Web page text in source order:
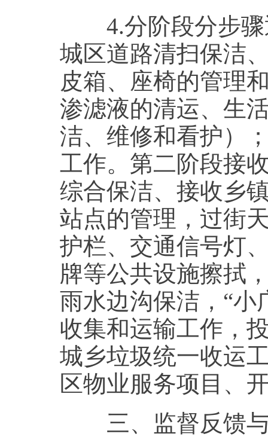
4.分阶段分步骤
城区道路清扫保洁
皮箱、座椅的管理
渗滤液的清运、生
洁、维修和看护）
工作。第二阶段接
综合保洁、接收乡
站点的管理，过街
护栏、交通信号灯
牌等公共设施擦拭
雨水边沟保洁，“小
收集和运输工作，
城乡垃圾统一收运
区物业服务项目、
三、监督反馈与